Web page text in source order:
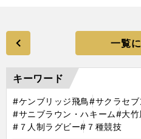
一覧
キーワード
#ケンブリッジ飛鳥#サクラセブ
#サニブラウン・ハキーム#大
#７人制ラグビー#７種競技